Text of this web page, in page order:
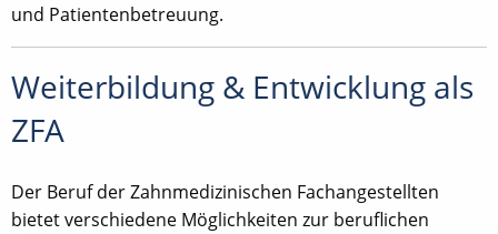
und Patientenbetreuung.
Weiterbildung & Entwicklung als
ZFA
Der Beruf der Zahnmedizinischen Fachangestellten
bietet verschiedene Möglichkeiten zur beruflichen